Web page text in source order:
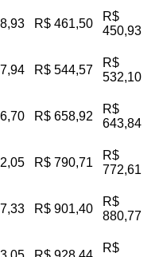
R$ 461,50
R$
450,93
R$ 544,57
R$
532,10
R$ 658,92
R$
643,84
R$ 790,71
R$
772,61
R$ 901,40
R$
880,77
R$